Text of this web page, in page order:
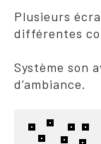
Plusieurs
différentes
Système son
d’ambiance.